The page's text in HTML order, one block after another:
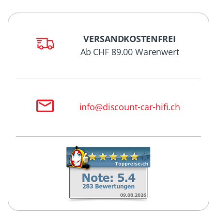
VERSANDKOSTENFREI
Ab CHF 89.00 Warenwert
info@discount-car-hifi.ch